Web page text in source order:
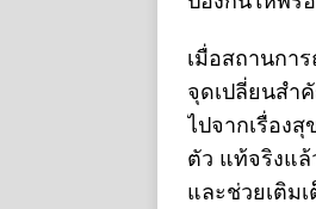
เมื่อสถานกา
จุดเปลี่ยนสำ
ไปจากเรื่อง
ตัว แท้จริงแ
และช่วยเติม